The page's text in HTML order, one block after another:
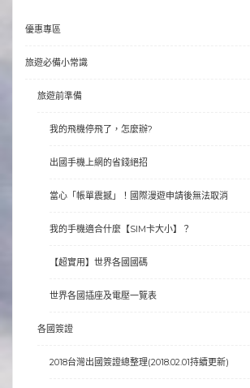
優惠專區
旅遊必備小常識
旅遊前準備
我的飛機停飛了，怎麼辦?
出國手機上網的省錢絕招
當心「帳單震撼」！國際漫遊申請後無法取消
我的手機適合什麼【SIM卡大小】？
【超實用】世界各國國碼
世界各國插座及電壓一覽表
各國簽證
2018台灣出國簽證總整理(2018.02.01持續更新)